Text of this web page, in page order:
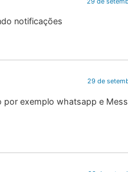
notificações
29 de
exemplo whatsapp e